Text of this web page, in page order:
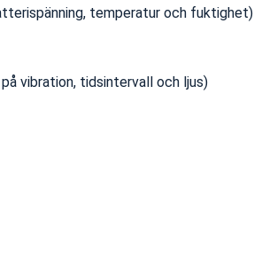
temperatur och fuktighet)
vibration, tidsintervall och ljus)